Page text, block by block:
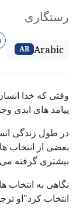
رستگاری
Arabic
AR
وقتی که خدا
پیامد های ابدی
در طول زندگی
بعضی از انتخاب
بیشتری گرفته
نگاهی به
انتخاب کرد"او